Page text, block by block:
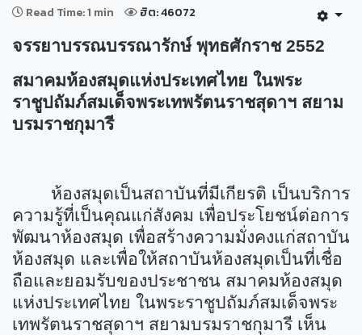
Read Time: 1 min ฮิต: 46072
จรรยาบรรณบรรณารักษ์ พุทธศักราช 2552
สมาคมห้องสมุดแห่งประเทศไทย ในพระ
ราชูปถัมภ์สมเด็จพระเทพรัตนราชสุดาฯ สยาม
บรมราชกุมารี
ห้องสมุดเป็นสถาบันที่มีเกียรติ เป็นบริการ
ความรู้ที่เป็นคุณแก่สังคม เพื่อประโยชน์ต่อการ
พัฒนาห้องสมุด เพื่อสร้างความมั่งคงแก่สถาบัน
ห้องสมุด และเพื่อให้สถาบันห้องสมุดเป็นที่เชื่อ
ถือและยอมรับของประชาชน สมาคมห้องสมุด
แห่งประเทศไทย ในพระราชูปถัมภ์สมเด็จพระ
เทพรัตนราชสุดาฯ สยามบรมราชกุมารี เห็น